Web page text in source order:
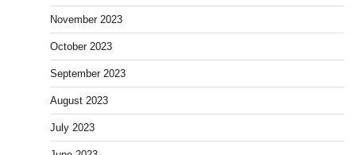
November 2023
October 2023
September 2023
August 2023
July 2023